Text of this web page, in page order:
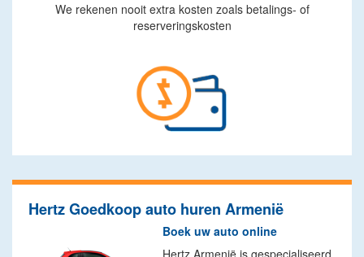
We rekenen nooit extra kosten zoals betalings- of
reserveringskosten
Hertz Goedkoop auto huren Armenië
Boek uw auto online
Hertz Armenië is gespecialiseerd